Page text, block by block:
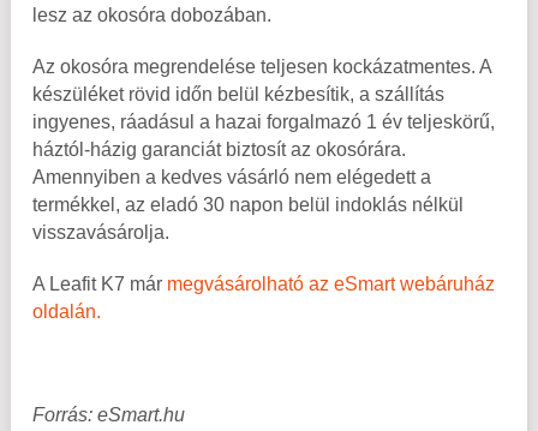
lesz az okosóra dobozában.
Az okosóra megrendelése teljesen kockázatmentes. A
készüléket rövid időn belül kézbesítik, a szállítás
ingyenes, ráadásul a hazai forgalmazó 1 év teljeskörű,
háztól-házig garanciát biztosít az okosórára.
Amennyiben a kedves vásárló nem elégedett a
termékkel, az eladó 30 napon belül indoklás nélkül
visszavásárolja.
A Leafit K7 már megvásárolható az eSmart webáruház
oldalán.
Forrás: eSmart.hu